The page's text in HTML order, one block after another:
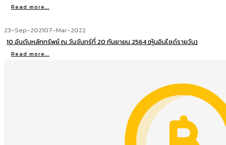
Read more...
23-Sep-202107-Mar-2022
10 อันดับหลักทรัพย์ ณ วันจันทร์ที่ 20 กันยายน 2564 (หุ้นอินไซด์รายวัน)
Read more...